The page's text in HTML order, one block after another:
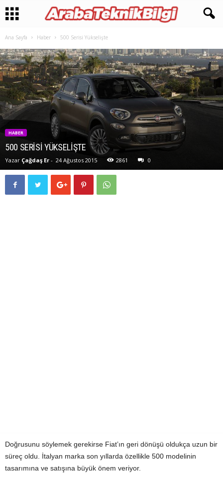
Ana Sayfa Haber 500 Serisi Yükselişte
HABER
500 SERISI YÜKSELIŞTE
Yazar Çağdaş Er - 24 Ağustos 2015 2861 0
Doğrusunu söylemek gerekirse Fiat’ın geri dönüşü oldukça uzun bir
süreç oldu. İtalyan marka son yıllarda özellikle 500 modelinin
tasarımına ve satışına büyük önem veriyor.